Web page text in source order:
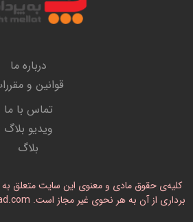
درباره ما
قوانین و مقررات
تماس با ما
ویدیو بلاگ
بلاگ
برداری از آن به هر نحوی غیر مجاز است. Copyright © 2026 DonYad.com